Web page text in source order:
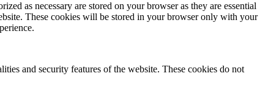
as necessary are stored on your browser as they are essential
These cookies will be stored in your browser only with your
and security features of the website. These cookies do not